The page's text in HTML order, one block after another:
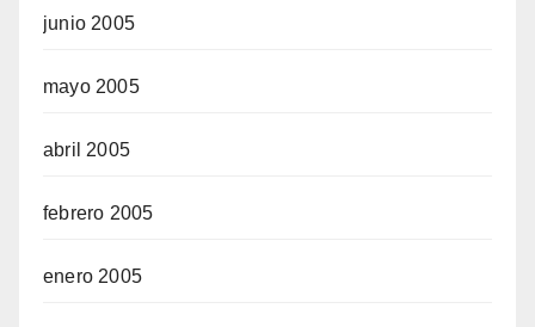
junio 2005
mayo 2005
abril 2005
febrero 2005
enero 2005